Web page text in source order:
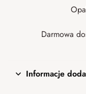
Darmowa
Informacje